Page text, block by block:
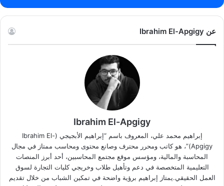
عن Ibrahim El-Apgigy
Ibrahim El-Apgigy
إبراهيم محمد علي، المعروف باسم “إبراهيم الأبجيجي (Ibrahim El-
Apgigy)”، هو كاتب ومحرر محترف وصانع محتوى ومحاسب ممتاز في مجال
المحاسبة والمالية، ومؤسس موقع مجتمع المحاسبين، أحد أبرز المنصات
التعليمية المتخصصة في دعم وتأهيل طلاب وخريجي كليات التجارة لسوق
العمل الحقيقي.يمتاز إبراهيم برؤية واضحة في تمكين الشباب من خلال تقديم